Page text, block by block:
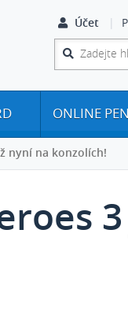
Účet
ONLINE
nyní na konzolích!